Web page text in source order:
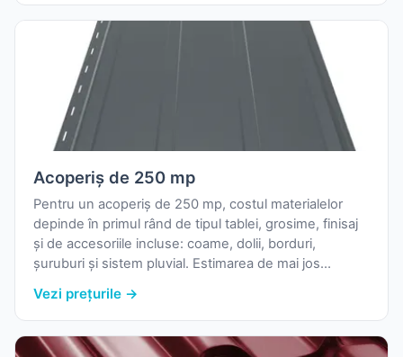
Acoperiș de 250 mp
Pentru un acoperiș de 250 mp, costul materialelor
depinde în primul rând de tipul tablei, grosime, finisaj
și de accesoriile incluse: coame, dolii, borduri,
șuruburi și sistem pluvial. Estimarea de mai jos
nostru și o marjă uzuală pentru pierderi la debitare.
Vezi prețurile →